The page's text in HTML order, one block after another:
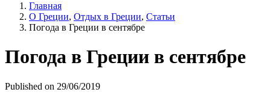
Главная
О Греции, Отдых в Греции, Статьи
Погода в Греции в сентябре
Погода в Греции в сентябре
Published on 29/06/2019